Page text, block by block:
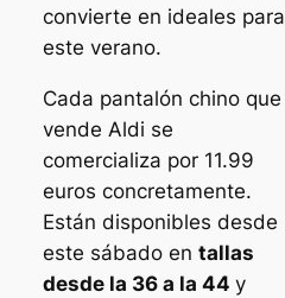
convierte en ideales para
este verano.
Cada pantalón chino que
vende Aldi se
comercializa por 11.99
euros concretamente.
Están disponibles desde
este sábado en tallas
desde la 36 a la 44 y